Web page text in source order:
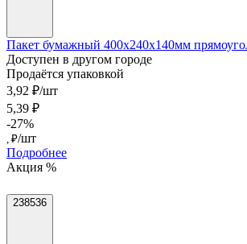
Пакет бумажный 400х240х140мм
Доступен в другом городе
Продаётся упаковкой
3,92 ₽/шт
5,39 ₽
-27%
, ₽/шт
Подробнее
Акция %
238536